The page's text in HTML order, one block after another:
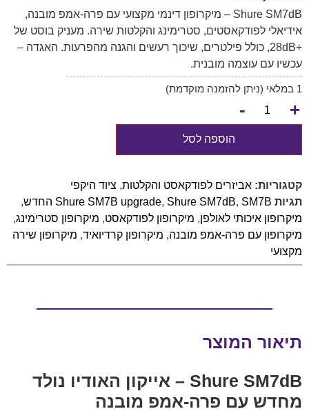
Shure SM7dB – מיקרופון דינמי מקצועי עם פרה-אמפ מובנה,
אידיאלי לפודקאסטים, סטרימינג והקלטות שירה. מעניק בוסט של
+28dB, כולל פילטרים, שיכוך רעשים והגנה מהפרעות. האגדה –
עכשיו עם עוצמה מובנית.
1 במלאי (ניתן להזמנה מוקדמת)
+
-
הוספה לסל
קטגוריות: אביזרים לפודקאסט והקלטות, ציוד היקפי
תגיות
Shure SM7B upgrade, Shure SM7dB, SM7B החדש
,
מיקרופון איכותי לאולפן, מיקרופון לפודקאסט, מיקרופון סטרימינג,
מיקרופון עם פרה-אמפ מובנה, מיקרופון קרדיואיד, מיקרופון שירה
מקצועי
תיאור המוצר
Shure SM7dB – אייקון האודיו נולד
מחדש עם פרה-אמפ מובנה